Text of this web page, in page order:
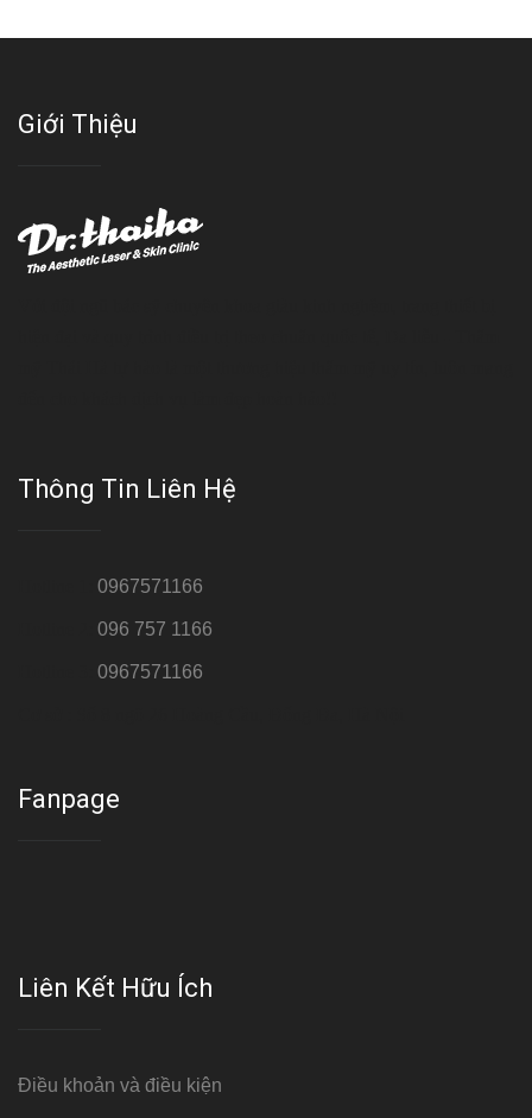
Giới Thiệu
Thông Tin Liên Hệ
0967571166
096 757 1166
0967571166
Fanpage
Liên Kết Hữu Ích
Điều khoản và điều kiện